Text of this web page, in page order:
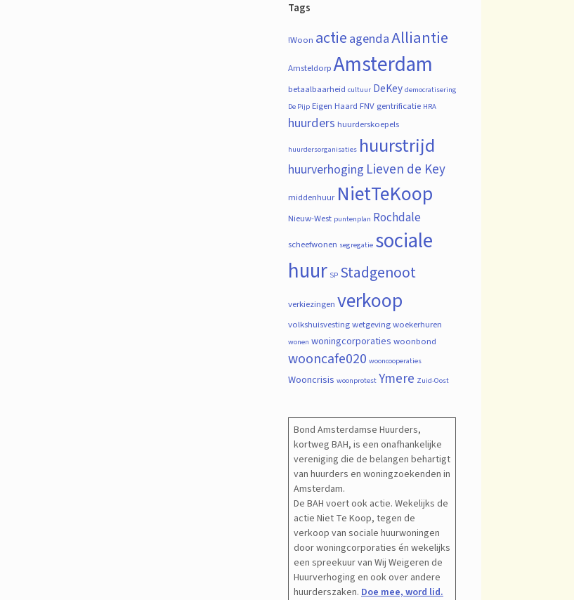
Tags
!Woon actieagendaAlliantie
Amsteldorp Amsterdam
betaalbaarheid cultuur DeKey democratisering
De Pijp Eigen Haard FNV gentrificatie HRA
huurders huurderskoepels
huurdersorganisaties huurstrijd
huurverhoging Lieven de Key
middenhuur NietTeKoop
Nieuw-West puntenplan Rochdale
scheefwonen segregatie sociale
huur SP Stadgenoot
verkiezingen verkoop
volkshuisvestingwetgevingwoekerhuren
wonen woningcorporaties woonbond
wooncafe020 wooncooperaties
Wooncrisis woonprotest Ymere Zuid-Oost
Bond Amsterdamse Huurders,
kortweg BAH, is een onafhankelijke
vereniging die de belangen behartigt
van huurders en woningzoekenden in
Amsterdam.
De BAH voert ook actie. Wekelijks de
actie Niet Te Koop, tegen de
verkoop van sociale huurwoningen
door woningcorporaties én wekelijks
een spreekuur van Wij Weigeren de
Huurverhoging en ook over andere
huurderszaken.Doe mee, word lid.